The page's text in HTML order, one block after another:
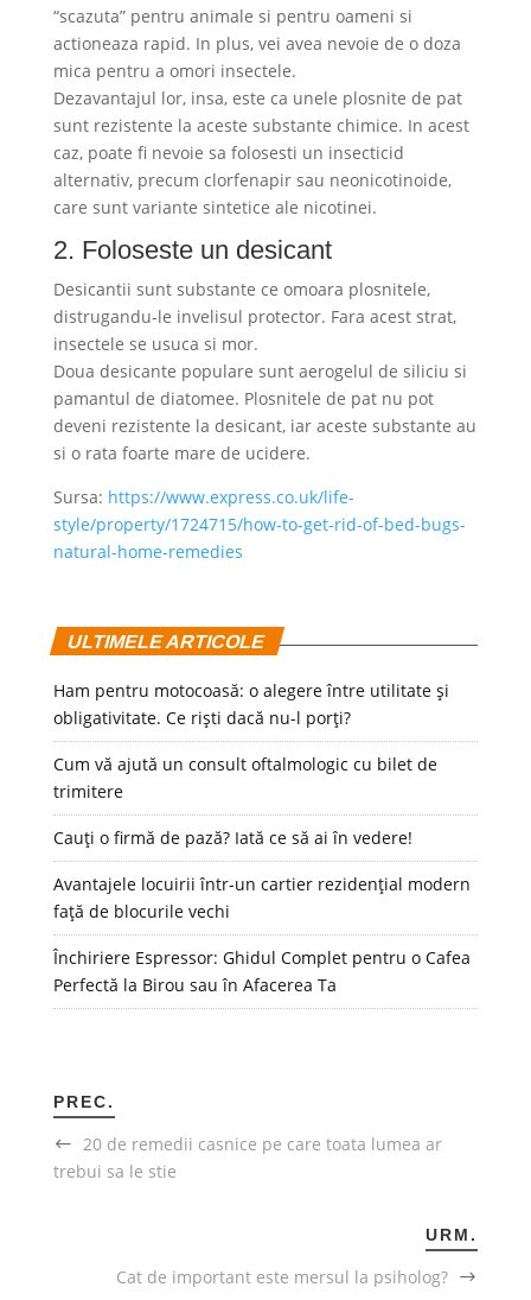
“scazuta” pentru animale si pentru oameni si
actioneaza rapid. In plus, vei avea nevoie de o doza
mica pentru a omori insectele.
Dezavantajul lor, insa, este ca unele plosnite de pat
sunt rezistente la aceste substante chimice. In acest
caz, poate fi nevoie sa folosesti un insecticid
alternativ, precum clorfenapir sau neonicotinoide,
care sunt variante sintetice ale nicotinei.
2. Foloseste un desicant
Desicantii sunt substante ce omoara plosnitele,
distrugandu-le invelisul protector. Fara acest strat,
insectele se usuca si mor.
Doua desicante populare sunt aerogelul de siliciu si
pamantul de diatomee. Plosnitele de pat nu pot
deveni rezistente la desicant, iar aceste substante au
si o rata foarte mare de ucidere.
Sursa: https://www.express.co.uk/life-
style/property/1724715/how-to-get-rid-of-bed-bugs-
natural-home-remedies
ULTIMELE ARTICOLE
Ham pentru motocoasă: o alegere între utilitate și
obligativitate. Ce riști dacă nu-l porți?
Cum vă ajută un consult oftalmologic cu bilet de
trimitere
Cauți o firmă de pază? Iată ce să ai în vedere!
Avantajele locuirii într-un cartier rezidențial modern
față de blocurile vechi
Închiriere Espressor: Ghidul Complet pentru o Cafea
Perfectă la Birou sau în Afacerea Ta
PREC.
20 de remedii casnice pe care toata lumea ar
trebui sa le stie
URM.
Cat de important este mersul la psiholog?